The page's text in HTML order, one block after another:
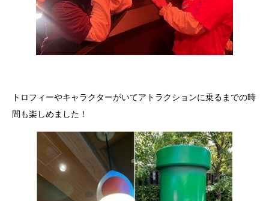
トロフィーやキャラクターがいてアトラクションに乗るまでの時
間も楽しめました！